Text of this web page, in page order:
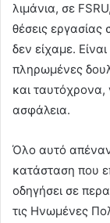
λιμάνια, σε
θέσεις
δεν είχαμε.
πληρωμένες
και
ασφάλεια.
Όλο αυτό
κατάσταση που
οδηγήσει σε
τις Ηνωμένες